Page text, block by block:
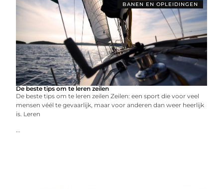
BANEN EN OPLEIDINGEN
De beste tips om te leren zeilen
De beste tips om te leren zeilen Zeilen: een sport die voor veel
mensen véél te gevaarlijk, maar voor anderen dan weer heerlijk
is. Leren
...